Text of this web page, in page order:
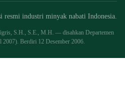
resmi industri minyak nabati Indonesia.
S.H., S.E., M.H. — disahkan Departemen
Berdiri 12 Desember 2006.